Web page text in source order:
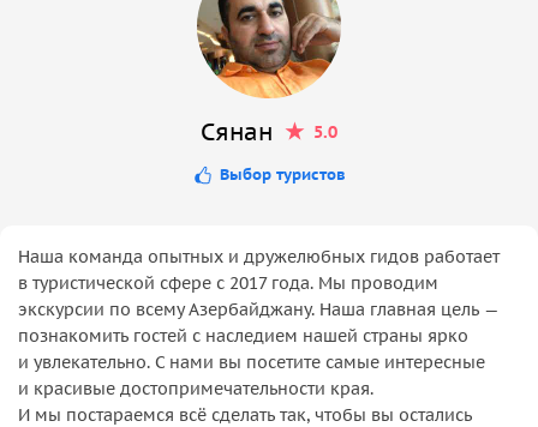
Сянан 5.0
Выбор туристов
Наша команда опытных и дружелюбных гидов работает
в туристической сфере с 2017 года. Мы проводим
экскурсии по всему Азербайджану. Наша главная цель —
познакомить гостей с наследием нашей страны ярко
и увлекательно. С нами вы посетите самые интересные
и красивые достопримечательности края.
И мы постараемся всё сделать так, чтобы вы остались